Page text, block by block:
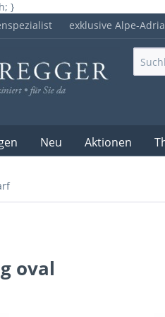
}
exklusive Alpe-
Neu Aktionen
oval